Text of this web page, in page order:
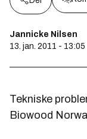
Jannicke Nilsen
13. jan. 2011 - 13:05
Tekniske
Biowood